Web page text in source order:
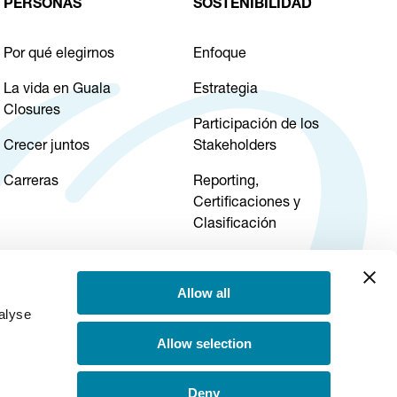
Allow all
Allow selection
Deny
PERSONAS
Por qué elegirnos
La vida en Guala
Closures
Crecer juntos
Carreras
SOSTENIBILIDAD
Enfoque
Estrategia
Participación de los
Stakeholders
Reporting,
Certificaciones y
Clasificación